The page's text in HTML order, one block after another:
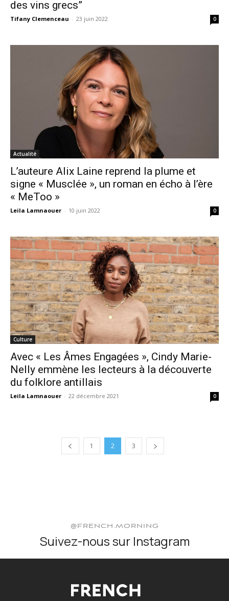
des vins grecs”
Tifany Clemenceau - 23 juin 2022 0
Actualité
L’auteure Alix Laine reprend la plume et
signe « Musclée », un roman en écho à l’ère
« MeToo »
Leila Lamnaouer - 10 juin 2022 0
Culture
Avec « Les Âmes Engagées », Cindy Marie-
Nelly emmène les lecteurs à la découverte
du folklore antillais
Leila Lamnaouer - 22 décembre 2021 0
1 2 3
@FRENCH.MORNING
Suivez-nous sur Instagram